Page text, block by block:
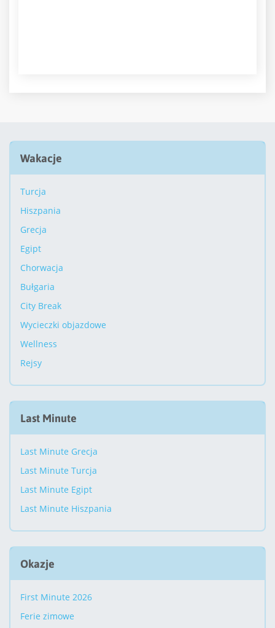
Wakacje
Turcja
Hiszpania
Grecja
Egipt
Chorwacja
Bułgaria
City Break
Wycieczki objazdowe
Wellness
Rejsy
Last Minute
Last Minute Grecja
Last Minute Turcja
Last Minute Egipt
Last Minute Hiszpania
Okazje
First Minute 2026
Ferie zimowe